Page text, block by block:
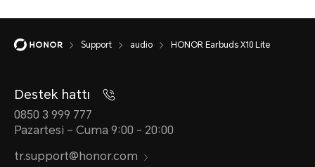
Support audio HONOR Earbuds X10 Lite
Destek hattı
0850 3 999 777
Pazartesi – Cuma 9:00 - 20:00
tr.support@honor.com